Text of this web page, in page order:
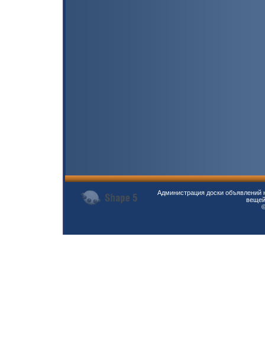
Администрация доски объявлений